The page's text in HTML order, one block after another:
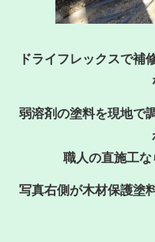
ドライフレックスで補
弱溶剤の塗料を現地で
職人の直施工
写真右側が木材保護塗